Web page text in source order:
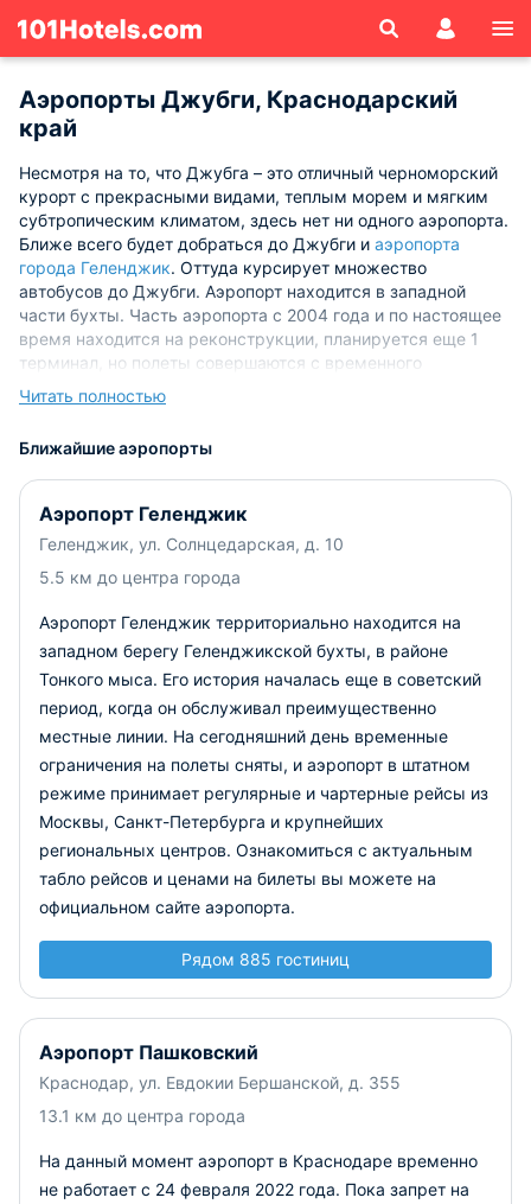
Аэропорты Джубги, Краснодарский
край
Несмотря на то, что Джубга – это отличный черноморский
курорт с прекрасными видами, теплым морем и мягким
субтропическим климатом, здесь нет ни одного аэропорта.
Ближе всего будет добраться до Джубги и аэропорта
города Геленджик. Оттуда курсирует множество
автобусов до Джубги. Аэропорт находится в западной
части бухты. Часть аэропорта с 2004 года и по настоящее
время находится на реконструкции, планируется еще 1
терминал, но полеты совершаются с временного
аэровокзального комплекса. После этого он станет
полноценным интернациональным аэропортом, самолеты
Читать полностью
Ближайшие аэропорты
Аэропорт Геленджик
Геленджик, ул. Солнцедарская, д. 10
5.5 км до центра города
Аэропорт Геленджик территориально находится на
западном берегу Геленджикской бухты, в районе
Тонкого мыса. Его история началась еще в советский
период, когда он обслуживал преимущественно
местные линии. На сегодняшний день временные
ограничения на полеты сняты, и аэропорт в штатном
режиме принимает регулярные и чартерные рейсы из
Москвы, Санкт-Петербурга и крупнейших
региональных центров. Ознакомиться с актуальным
табло рейсов и ценами на билеты вы можете на
официальном сайте аэропорта.
Рядом 885 гостиниц
Аэропорт Пашковский
Краснодар, ул. Евдокии Бершанской, д. 355
13.1 км до центра города
На данный момент аэропорт в Краснодаре временно
не работает с 24 февраля 2022 года. Пока запрет на